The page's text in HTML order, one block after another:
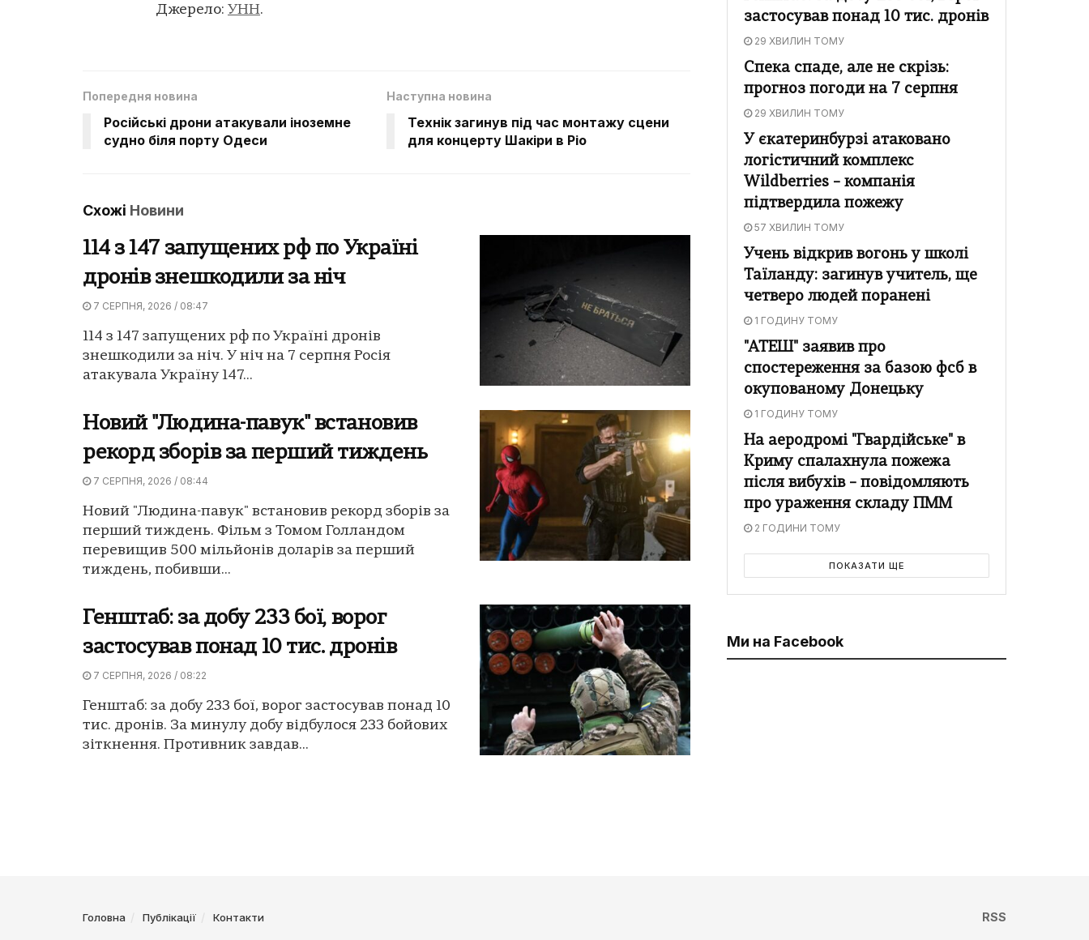
Джерело: УНН.
Попередня новина
Російські дрони атакували іноземне
судно біля порту Одеси
Наступна новина
Технік загинув під час монтажу сцени
для концерту Шакіри в Ріо
Схожі Новини
114 з 147 запущених рф по Україні
дронів знешкодили за ніч
7 СЕРПНЯ, 2026 / 08:47
114 з 147 запущених рф по Україні дронів
знешкодили за ніч. У ніч на 7 серпня Росія
атакувала Україну 147...
Новий "Людина-павук" встановив
рекорд зборів за перший тиждень
7 СЕРПНЯ, 2026 / 08:44
Новий "Людина-павук" встановив рекорд зборів за
перший тиждень. Фільм з Томом Голландом
перевищив 500 мільйонів доларів за перший
тиждень, побивши...
Генштаб: за добу 233 бої, ворог
застосував понад 10 тис. дронів
7 СЕРПНЯ, 2026 / 08:22
Генштаб: за добу 233 бої, ворог застосував понад 10
тис. дронів. За минулу добу відбулося 233 бойових
зіткнення. Противник завдав...
застосував понад 10 тис. дронів
29 ХВИЛИН ТОМУ
Спека спаде, але не скрізь:
прогноз погоди на 7 серпня
29 ХВИЛИН ТОМУ
У єкатеринбурзі атаковано
логістичний комплекс
Wildberries – компанія
підтвердила пожежу
57 ХВИЛИН ТОМУ
Учень відкрив вогонь у школі
Таїланду: загинув учитель, ще
четверо людей поранені
1 ГОДИНУ ТОМУ
"АТЕШ" заявив про
спостереження за базою фсб в
окупованому Донецьку
1 ГОДИНУ ТОМУ
На аеродромі "Гвардійське" в
Криму спалахнула пожежа
після вибухів – повідомляють
про ураження складу ПММ
2 ГОДИНИ ТОМУ
ПОКАЗАТИ ЩЕ
Ми на Facebook
Головна Публікації Контакти RSS